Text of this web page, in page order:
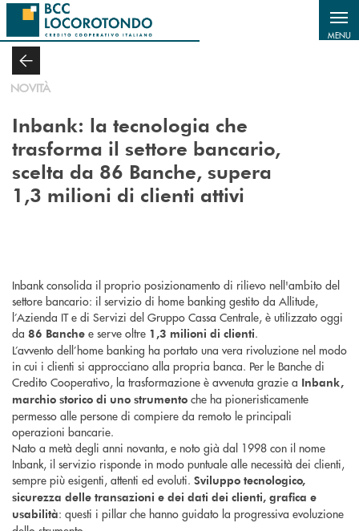
Salta al contenuto principale
MENU
NOVITÀ
Inbank: la tecnologia che
trasforma il settore bancario,
scelta da 86 Banche, supera
1,3 milioni di clienti attivi
Inbank consolida il proprio posizionamento di rilievo nell'ambito del
settore bancario: il servizio di home banking gestito da Allitude,
l’Azienda IT e di Servizi del Gruppo Cassa Centrale, è utilizzato oggi
da 86 Banche e serve oltre 1,3 milioni di clienti.
L’avvento dell’home banking ha portato una vera rivoluzione nel modo
in cui i clienti si approcciano alla propria banca. Per le Banche di
Credito Cooperativo, la trasformazione è avvenuta grazie a Inbank,
marchio storico di uno strumento che ha pioneristicamente
permesso alle persone di compiere da remoto le principali
operazioni bancarie.
Nato a metà degli anni novanta, e noto già dal 1998 con il nome
Inbank, il servizio risponde in modo puntuale alle necessità dei clienti,
sempre più esigenti, attenti ed evoluti. Sviluppo tecnologico,
sicurezza delle transazioni e dei dati dei clienti, grafica e
usabilità: questi i pillar che hanno guidato la progressiva evoluzione